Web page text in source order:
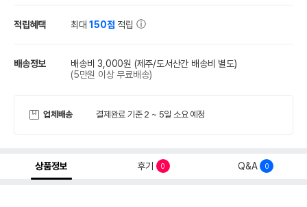
적립혜택 최대150점 적립
배송정보 배송비 3,000원 (제주/도서산간 배송비 별도)
(5만원 이상 무료배송)
업체배송 결제완료 기준 2 ~ 5일 소요 예정
상품정보 후기 0 Q&A 0